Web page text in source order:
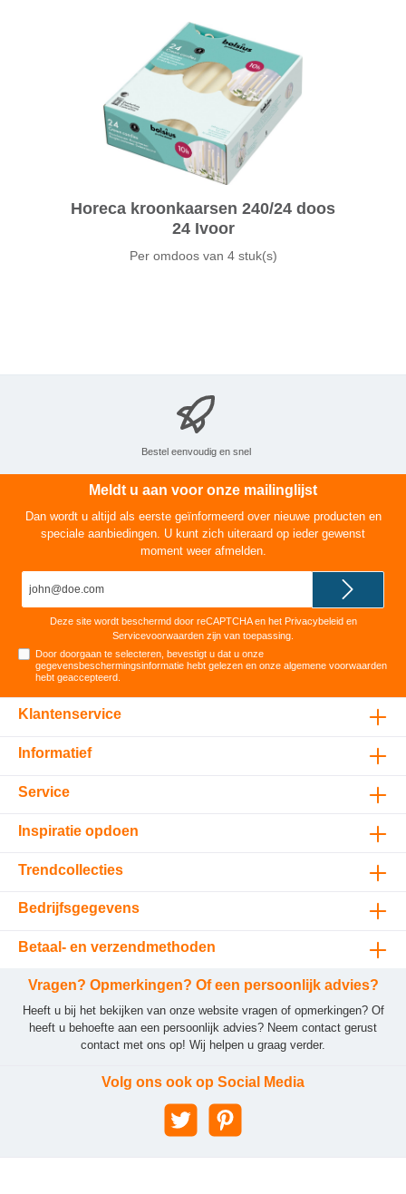
Horeca kroonkaarsen 240/24 doos
24 Ivoor
Per omdoos van 4 stuk(s)
Bestel eenvoudig en snel
Meldt u aan voor onze mailinglijst
Dan wordt u altijd als eerste geïnformeerd over nieuwe producten en
speciale aanbiedingen. U kunt zich uiteraard op ieder gewenst
moment weer afmelden.
Deze site wordt beschermd door reCAPTCHA en het Privacybeleiden
Servicevoorwaarden zijn van toepassing.
Door doorgaan te selecteren, bevestigt u dat u onze
gegevensbeschermingsinformatie hebt gelezen en onzealgemene voorwaarden
hebt geaccepteerd
Klantenservice
Informatief
Service
Inspiratie opdoen
Trendcollecties
Bedrijfsgegevens
Betaal- en verzendmethoden
Vragen? Opmerkingen? Of een persoonlijk advies?
Heeft u bij het bekijken van onze website vragen of opmerkingen? Of
heeft u behoefte aan een persoonlijk advies? Neem contact gerust
contact met ons op! Wij helpen u graag verder.
Volg ons ook op Social Media